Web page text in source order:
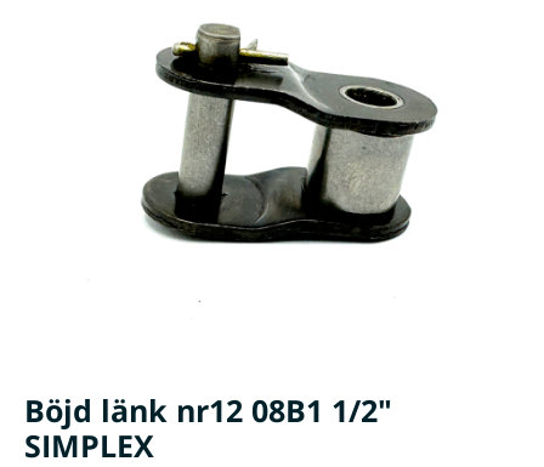
Böjd länk nr12 08B1 1/2"
SIMPLEX